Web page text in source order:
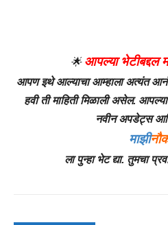
🌟 आपल्या भेटीबद्दल
आपण इथे आल्याचा आम्हाला अत्यंत
हवी ती माहिती मिळाली असेल.
नवीन अपडेट्स
माझी
ला पुन्हा भेट द्या. तुमचा